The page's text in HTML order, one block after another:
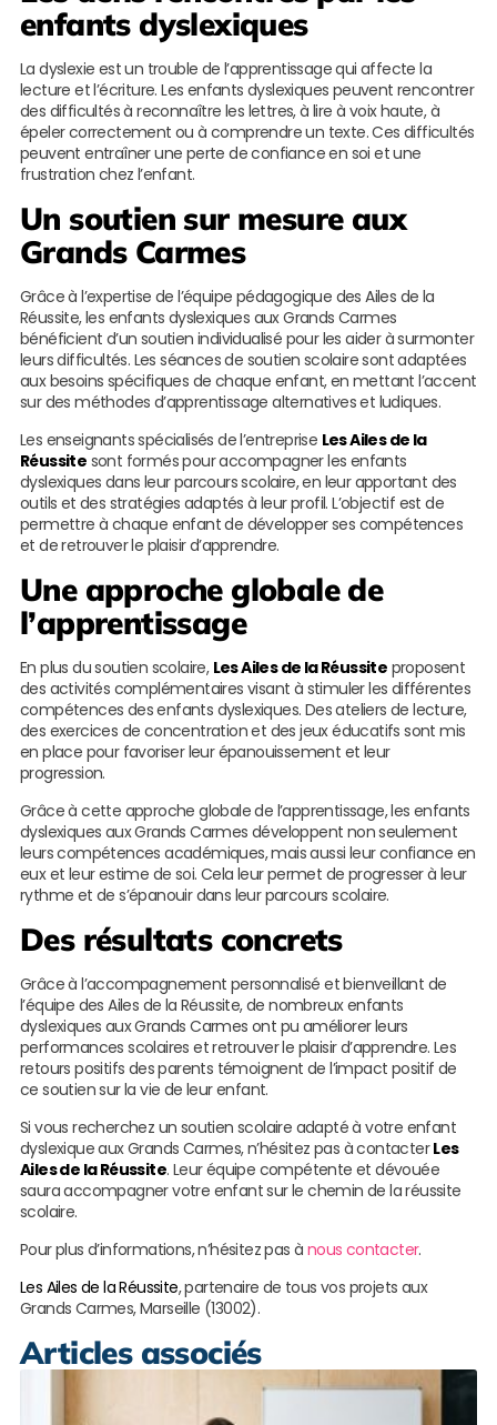
enfants dyslexiques
La dyslexie est un trouble de l’apprentissage qui affecte la
lecture et l’écriture. Les enfants dyslexiques peuvent rencontrer
des difficultés à reconnaître les lettres, à lire à voix haute, à
épeler correctement ou à comprendre un texte. Ces difficultés
peuvent entraîner une perte de confiance en soi et une
frustration chez l’enfant.
Un soutien sur mesure aux
Grands Carmes
Grâce à l’expertise de l’équipe pédagogique des Ailes de la
Réussite, les enfants dyslexiques aux Grands Carmes
bénéficient d’un soutien individualisé pour les aider à surmonter
leurs difficultés. Les séances de soutien scolaire sont adaptées
aux besoins spécifiques de chaque enfant, en mettant l’accent
sur des méthodes d’apprentissage alternatives et ludiques.
Les enseignants spécialisés de l’entreprise Les Ailes de la
Réussite sont formés pour accompagner les enfants
dyslexiques dans leur parcours scolaire, en leur apportant des
outils et des stratégies adaptés à leur profil. L’objectif est de
permettre à chaque enfant de développer ses compétences
et de retrouver le plaisir d’apprendre.
Une approche globale de
l’apprentissage
En plus du soutien scolaire, Les Ailes de la Réussite proposent
des activités complémentaires visant à stimuler les différentes
compétences des enfants dyslexiques. Des ateliers de lecture,
des exercices de concentration et des jeux éducatifs sont mis
en place pour favoriser leur épanouissement et leur
progression.
Grâce à cette approche globale de l’apprentissage, les enfants
dyslexiques aux Grands Carmes développent non seulement
leurs compétences académiques, mais aussi leur confiance en
eux et leur estime de soi. Cela leur permet de progresser à leur
rythme et de s’épanouir dans leur parcours scolaire.
Des résultats concrets
Grâce à l’accompagnement personnalisé et bienveillant de
l’équipe des Ailes de la Réussite, de nombreux enfants
dyslexiques aux Grands Carmes ont pu améliorer leurs
performances scolaires et retrouver le plaisir d’apprendre. Les
retours positifs des parents témoignent de l’impact positif de
ce soutien sur la vie de leur enfant.
Si vous recherchez un soutien scolaire adapté à votre enfant
dyslexique aux Grands Carmes, n’hésitez pas à contacterLes
Ailes de la Réussite. Leur équipe compétente et dévouée
saura accompagner votre enfant sur le chemin de la réussite
scolaire.
Pour plus d’informations, n’hésitez pas à nous contacter.
Les Ailes de la Réussite, partenaire de tous vos projets aux
Grands Carmes, Marseille (13002).
Articles associés